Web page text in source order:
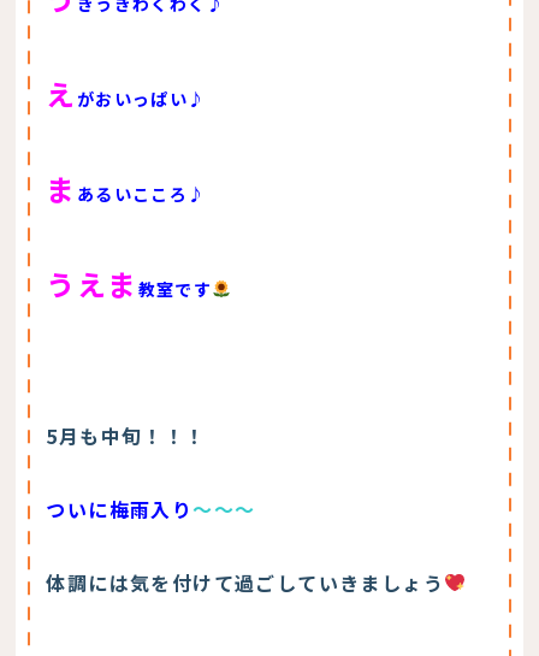
え がおいっぱい♪
ま あるいこころ♪
うえま 教室です
5月も中旬！！！
ついに梅雨入り ～～～
体調には気を付けて過ごしていきましょう